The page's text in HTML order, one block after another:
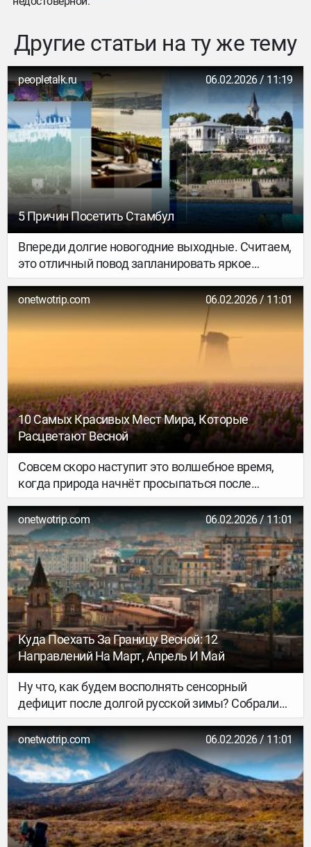
Другие статьи на ту же тему
peopletalk.ru 06.02.2026 / 11:19
5 Причин Посетить Стамбул
Впереди долгие новогодние выходные. Считаем,
это отличный повод запланировать яркое
путешествие, например, в Стамбул, где можно
хотя бы чуть-чуть согреться после пасмурной
Москвы. А прогулка по историческим улицам и
знакомство с местной культурой и кухней
помогут отвлечься от повседневных дел. Есть и
Османской империи – рассказываем со всеми
подробностями.
onetwotrip.com 06.02.2026 / 11:01
10 Самых Красивых Мест Мира, Которые
Расцветают Весной
Совсем скоро наступит это волшебное время,
когда природа начнёт просыпаться после
зимнего сна и возвращать в мир яркие краски.
Если хотите увидеть настоящие цветочные
чудеса, ощутить пьянящие ароматы и
запечатлеть на фото пейзажи, от которых
захватывает дух, отправляйтесь в одну из стран,
куда весна приходит рано и особенно пышно.
Собрали десяток локаций, от легендарных
тюльпановых полей Нидерландов до розовых
ковров Марокко и изящной сакуры Японии.
onetwotrip.com 06.02.2026 / 11:01
Куда Поехать За Границу Весной: 12
Направлений На Март, Апрель И Май
Ну что, как будем восполнять сенсорный
дефицит после долгой русской зимы? Собрали
12 весенних зарубежных направлений: для
хайкинга и трекинга, гастровпечатлений и
городских прогулок. От Японии до Португалии —
осталось только выбрать.
onetwotrip.com 06.02.2026 / 11:01